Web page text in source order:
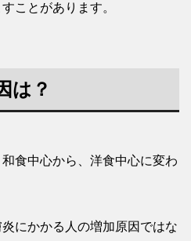
ことがあります。
は？
食中心から、洋食中心に変わ
にかかる人の増加原因ではな